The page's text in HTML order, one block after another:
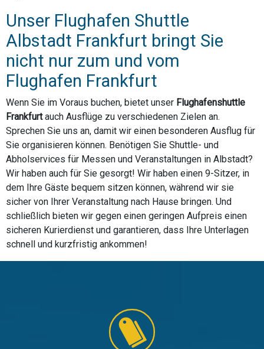
Unser Flughafen Shuttle
Albstadt Frankfurt bringt Sie
nicht nur zum und vom
Flughafen Frankfurt
Wenn Sie im Voraus buchen, bietet unser Flughafenshuttle
Frankfurtauch Ausflüge zu verschiedenen Zielen an.
Sprechen Sie uns an, damit wir einen besonderen Ausflug für
Sie organisieren können. Benötigen Sie Shuttle- und
Abholservices für Messen und Veranstaltungen in Albstadt?
Wir haben auch für Sie gesorgt! Wir haben einen 9-Sitzer, in
dem Ihre Gäste bequem sitzen können, während wir sie
sicher von Ihrer Veranstaltung nach Hause bringen. Und
schließlich bieten wir gegen einen geringen Aufpreis einen
sicheren Kurierdienst und garantieren, dass Ihre Unterlagen
schnell und kurzfristig ankommen!